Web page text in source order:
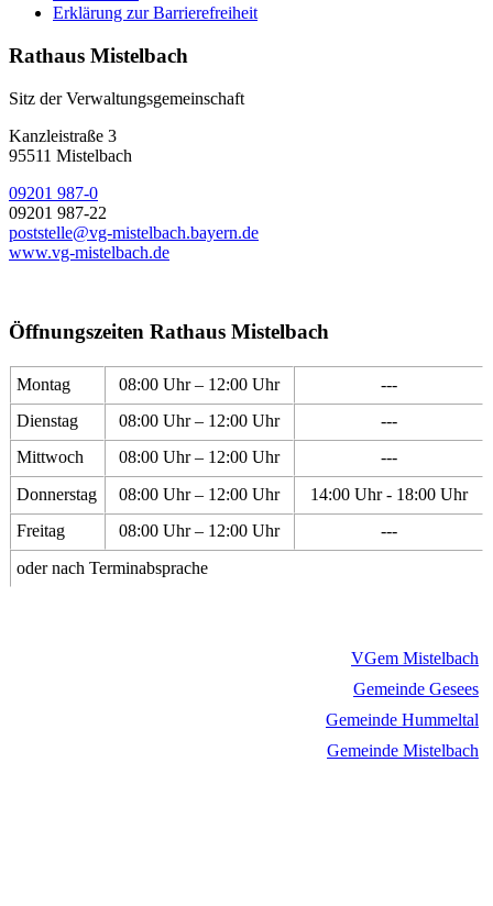
Erklärung zur Barrierefreiheit
Rathaus Mistelbach
Sitz der Verwaltungsgemeinschaft
Kanzleistraße 3
95511 Mistelbach
09201 987-0
09201 987-22
poststelle@vg-mistelbach.bayern.de
www.vg-mistelbach.de
Öffnungszeiten Rathaus Mistelbach
Montag 08:00 Uhr – 12:00 Uhr
---
Dienstag
08:00 Uhr – 12:00 Uhr
---
Mittwoch
08:00 Uhr – 12:00 Uhr
---
Donnerstag
08:00 Uhr – 12:00 Uhr
14:00 Uhr - 18:00 Uhr
Freitag
08:00 Uhr – 12:00 Uhr
---
oder nach Terminabsprache
VGem Mistelbach
Gemeinde Gesees
Gemeinde Hummeltal
Gemeinde Mistelbach